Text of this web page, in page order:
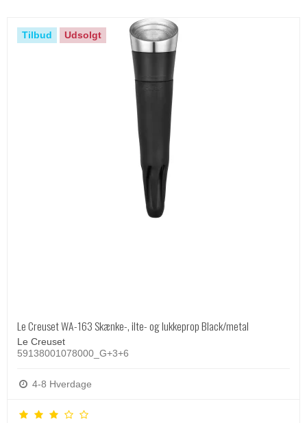
Tilbud Udsolgt
Le Creuset WA-163 Skænke-, ilte- og lukkeprop Black/metal
Le Creuset
59138001078000_G+3+6
4-8 Hverdage